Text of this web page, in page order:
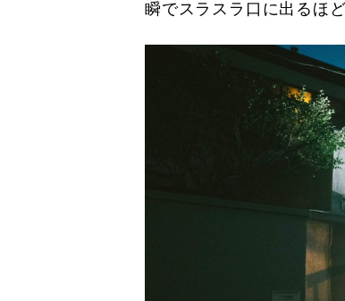
瞬でスラスラ口に出るほ